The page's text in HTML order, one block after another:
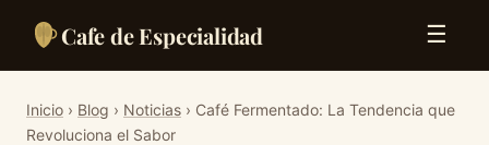
Cafe de Especialidad ☰
Inicio › Blog › Noticias › Café Fermentado: La Tendencia que
Revoluciona el Sabor